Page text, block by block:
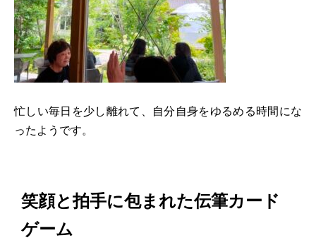
忙しい毎日を少し離れて、自分自身をゆるめる時間にな
ったようです。
笑顔と拍手に包まれた伝筆カード
ゲーム